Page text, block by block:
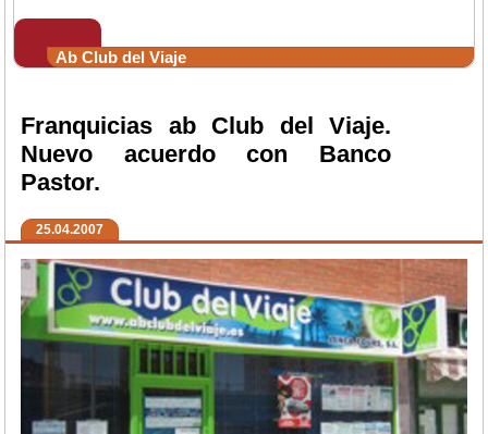
Ab Club del Viaje
Franquicias ab Club del Viaje.
Nuevo acuerdo con Banco
Pastor.
25.04.2007